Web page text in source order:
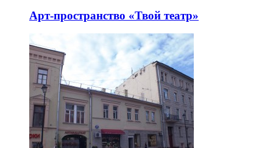
Арт-пространство «Твой театр»